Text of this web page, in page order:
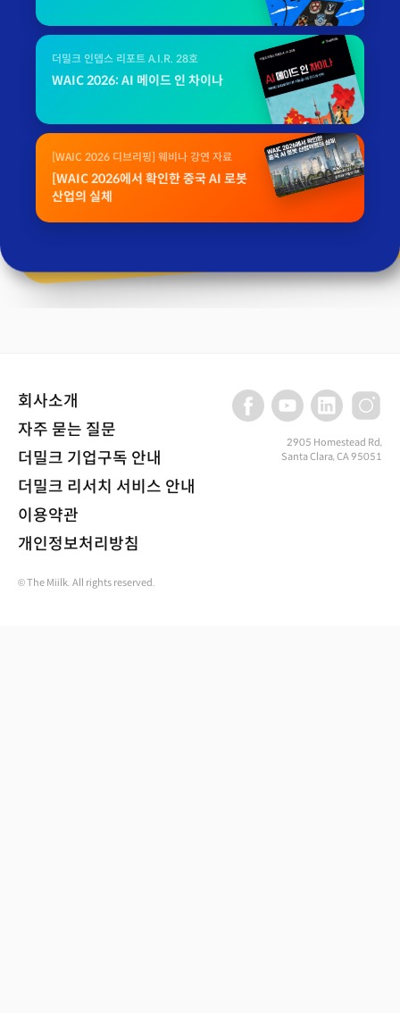
더밀크 인뎁스 리포트 A.I.R. 28호
WAIC 2026: AI 메이드 인 차이나
[WAIC 2026 디브리핑] 웨비나 강연 자료
[WAIC 2026에서 확인한 중국 AI 로봇
산업의 실체
회사소개
자주 묻는 질문
더밀크 기업구독 안내
더밀크 리서치 서비스 안내
이용약관
개인정보처리방침
2905 Homestead Rd,
Santa Clara, CA 95051
© The Miilk. All rights reserved.